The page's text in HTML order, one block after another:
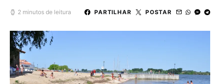
2 minutos de leitura PARTILHAR POSTAR